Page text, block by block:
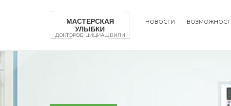
МАСТЕРСКАЯ
УЛЫБКИ
ДОКТОРОВ ЦИЦИАШВИЛИ
НОВОСТИ